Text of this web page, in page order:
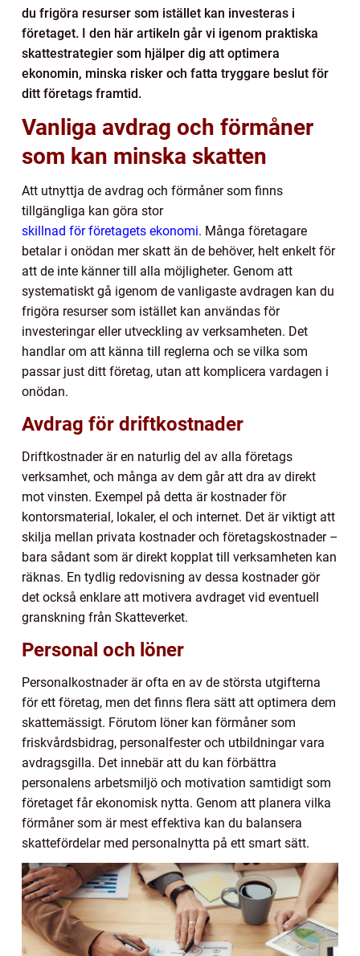
du frigöra resurser som istället kan investeras i
företaget. I den här artikeln går vi igenom praktiska
skattestrategier som hjälper dig att optimera
ekonomin, minska risker och fatta tryggare beslut för
ditt företags framtid.
Vanliga avdrag och förmåner
som kan minska skatten
Att utnyttja de avdrag och förmåner som finns
tillgängliga kan göra stor
skillnad för företagets ekonomi. Många företagare
betalar i onödan mer skatt än de behöver, helt enkelt för
att de inte känner till alla möjligheter. Genom att
systematiskt gå igenom de vanligaste avdragen kan du
frigöra resurser som istället kan användas för
investeringar eller utveckling av verksamheten. Det
handlar om att känna till reglerna och se vilka som
passar just ditt företag, utan att komplicera vardagen i
onödan.
Avdrag för driftkostnader
Driftkostnader är en naturlig del av alla företags
verksamhet, och många av dem går att dra av direkt
mot vinsten. Exempel på detta är kostnader för
kontorsmaterial, lokaler, el och internet. Det är viktigt att
skilja mellan privata kostnader och företagskostnader –
bara sådant som är direkt kopplat till verksamheten kan
räknas. En tydlig redovisning av dessa kostnader gör
det också enklare att motivera avdraget vid eventuell
granskning från Skatteverket.
Personal och löner
Personalkostnader är ofta en av de största utgifterna
för ett företag, men det finns flera sätt att optimera dem
skattemässigt. Förutom löner kan förmåner som
friskvårdsbidrag, personalfester och utbildningar vara
avdragsgilla. Det innebär att du kan förbättra
personalens arbetsmiljö och motivation samtidigt som
företaget får ekonomisk nytta. Genom att planera vilka
förmåner som är mest effektiva kan du balansera
skattefördelar med personalnytta på ett smart sätt.